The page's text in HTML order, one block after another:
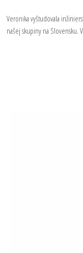
Veronika vyštudovala
našej skupiny na Slovensku.